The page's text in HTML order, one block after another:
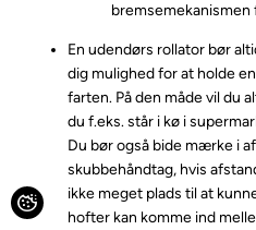
bremsemekanismen
En udendørs rollator bør
dig mulighed for at holde
farten. På den måde vil du
du f.eks. står i kø i
Du bør også bide mærke i
skubbehåndtag, hvis
ikke meget plads til at
hofter kan komme ind